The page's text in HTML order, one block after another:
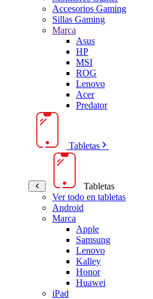
Accesorios Gaming
Sillas Gaming
Marca
Asus
HP
MSI
ROG
Lenovo
Acer
Predator
Tabletas
Tabletas
Ver todo en tabletas
Android
Marca
Apple
Samsung
Lenovo
Kalley
Honor
Huawei
iPad